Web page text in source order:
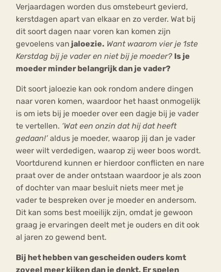
Verjaardagen worden dus omstebeurt gevierd,
kerstdagen apart van elkaar en zo verder. Wat bij
dit soort dagen naar voren kan komen zijn
gevoelens van jaloezie. Want waarom vier je 1ste
Kerstdag bij je vader en niet bij je moeder? Is je
moeder minder belangrijk dan je vader?
Dit soort jaloezie kan ook rondom andere dingen
naar voren komen, waardoor het haast onmogelijk
is om iets bij je moeder over een dagje bij je vader
te vertellen. ‘Wat een onzin dat hij dat heeft
gedaan!’ aldus je moeder, waarop jij dan je vader
weer wilt verdedigen, waarop zij weer boos wordt.
Voortdurend kunnen er hierdoor conflicten en nare
praat over de ander ontstaan waardoor je als zoon
of dochter van maar besluit niets meer met je
vader te bespreken over je moeder en andersom.
Dit kan soms best moeilijk zijn, omdat je gewoon
graag je ervaringen deelt met je ouders en dit ook
al jaren zo gewend bent.
Bij het hebben van gescheiden ouders komt
zoveel meer kijken dan je denkt. Er spelen